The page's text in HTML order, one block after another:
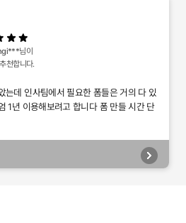
님이
천합니다.
는데 인사팀에서 필요한 폼들은 거의 다 있
1년 이용해보려고 합니다 폼 만들 시간 단